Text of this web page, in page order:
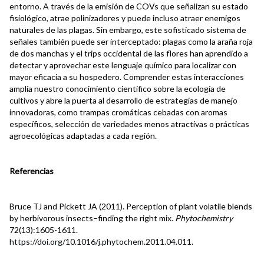
entorno. A través de la emisión de COVs que señalizan su estado
fisiológico, atrae polinizadores y puede incluso atraer enemigos
naturales de las plagas. Sin embargo, este sofisticado sistema de
señales también puede ser interceptado: plagas como la araña roja
de dos manchas y el trips occidental de las flores han aprendido a
detectar y aprovechar este lenguaje químico para localizar con
mayor eficacia a su hospedero. Comprender estas interacciones
amplía nuestro conocimiento científico sobre la ecología de
cultivos y abre la puerta al desarrollo de estrategias de manejo
innovadoras, como trampas cromáticas cebadas con aromas
específicos, selección de variedades menos atractivas o prácticas
agroecológicas adaptadas a cada región.
Referencias
Bruce TJ and Pickett JA (2011). Perception of plant volatile blends
by herbivorous insects–finding the right mix. Phytochemistry
72(13):1605-1611.
https://doi.org/10.1016/j.phytochem.2011.04.011.